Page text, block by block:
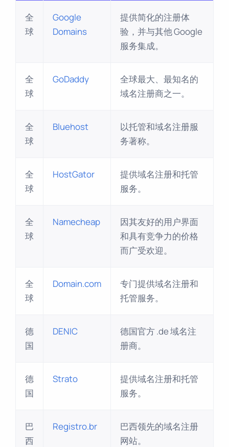
全
球
Google
Domains
提供简化的注册体
验，并与其他 Google
服务集成。
全
球
GoDaddy
全球最大、最知名的
域名注册商之一。
全
球
Bluehost
以托管和域名注册服
务著称。
全
球
HostGator
提供域名注册和托管
服务。
全
球
Namecheap
因其友好的用户界面
和具有竞争力的价格
而广受欢迎。
全
球
Domain.com
专门提供域名注册和
托管服务。
德
国
DENIC
德国官方 .de 域名注
册商。
德
国
Strato
提供域名注册和托管
服务。
巴
西
Registro.br
巴西领先的域名注册
网站。